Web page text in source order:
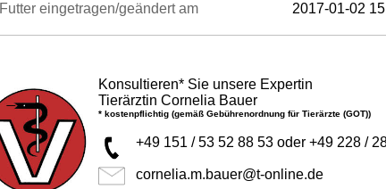
Futter eingetragen/geändert am
2017-01-02
Konsultieren* Sie unsere Expertin
Tierärztin Cornelia Bauer
* kostenpflichtig (gemäß Gebührenordnung für Tierärzte (GOT))
+49 151 / 53 52 88 53 oder +49 228 /
cornelia.m.bauer@t-online.de